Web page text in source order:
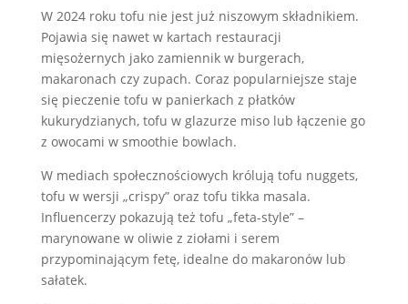
W 2024 roku tofu nie jest już niszowym składnikiem.
Pojawia się nawet w kartach restauracji
mięsożernych jako zamiennik w burgerach,
makaronach czy zupach. Coraz popularniejsze staje
się pieczenie tofu w panierkach z płatków
kukurydzianych, tofu w glazurze miso lub łączenie go
z owocami w smoothie bowlach.
W mediach społecznościowych królują tofu nuggets,
tofu w wersji „crispy” oraz tofu tikka masala.
Influencerzy pokazują też tofu „feta-style” –
marynowane w oliwie z ziołami i serem
przypominającym fetę, idealne do makaronów lub
sałatek.